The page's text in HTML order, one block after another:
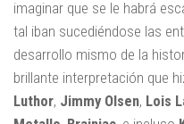
imaginar que se le habrá
tal iban sucediéndose las
desarrollo mismo de la
brillante interpretación que
Luthor, Jimmy Olsen, Lois